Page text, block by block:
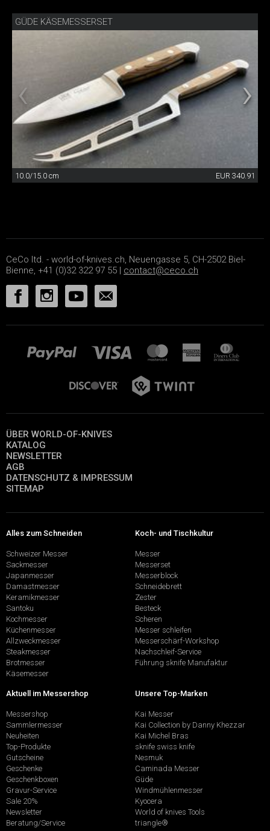
GÜDE KÄSEMESSERSET
10.0/15.0 cm EUR 340.91
CeCo ltd. - world-of-knives.ch, Neuengasse 5, CH-2502 Biel-
Bienne, +41 (0)32 322 97 55 | contact@ceco.ch
ÜBER WORLD-OF-KNIVES
KATALOG
NEWSLETTER
AGB
DATENSCHUTZ & IMPRESSUM
SITEMAP
Alles zum Schneiden
Schweizer Messer
Sackmesser
Japanmesser
Damastmesser
Keramikmesser
Santoku
Kochmesser
Küchenmesser
Allzweckmesser
Steakmesser
Brotmesser
Käsemesser
Koch- und Tischkultur
Messer
Messerset
Messerblock
Schneidebrett
Zester
Besteck
Scheren
Messer schleifen
Messerschärf-Workshop
Nachschleif-Service
Führung sknife Manufaktur
Aktuell im Messershop
Messershop
Sammlermesser
Neuheiten
Top-Produkte
Gutscheine
Geschenke
Geschenkboxen
Gravur-Service
Sale 20%
Newsletter
Beratung/Service
Unsere Top-Marken
Kai Messer
Kai Collection by Danny Khezzar
Kai Michel Bras
sknife swiss knife
Nesmuk
Caminada Messer
Güde
Windmühlenmesser
Kyocera
World of knives Tools
triangle®